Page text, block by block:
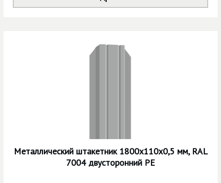
Металлический штакетник 1800х110х0,5 мм, RAL
7004 двусторонний РЕ